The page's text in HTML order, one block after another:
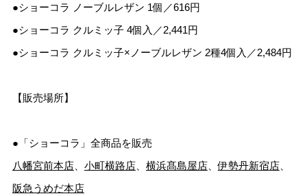
●ショーコラ ノーブルレザン 1個／616円
●ショーコラ クルミッ子 4個入／2,441円
●ショーコラ クルミッ子×ノーブルレザン 2種4個入／2,484円
【販売場所】
●「ショーコラ」全商品を販売
八幡宮前本店、 小町横路店、 横浜髙島屋店、伊勢丹新宿店、
阪急うめだ本店